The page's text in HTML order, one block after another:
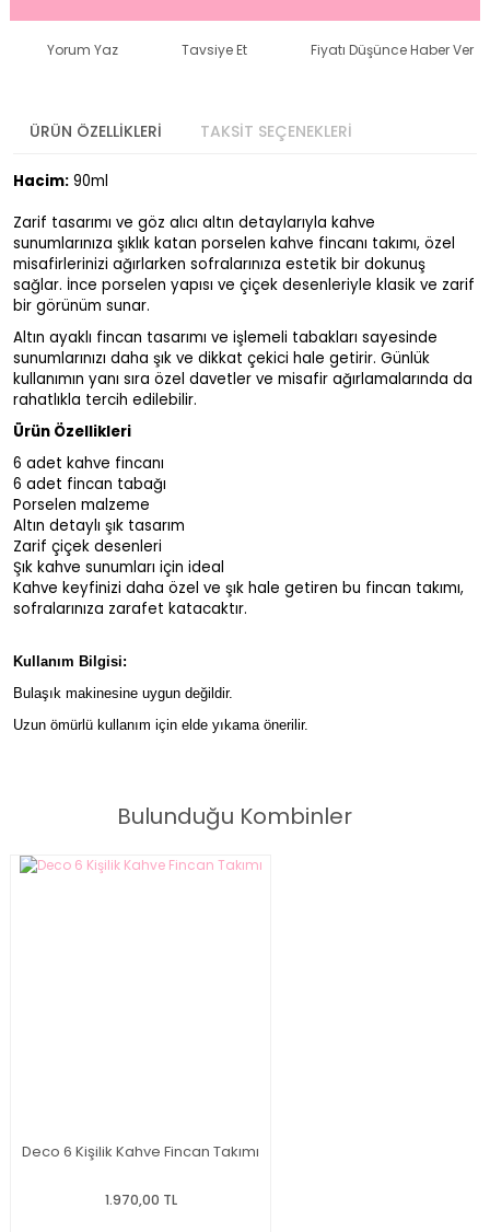
Yorum Yaz Tavsiye Et Fiyatı Düşünce Haber Ver
ÜRÜN ÖZELLİKLERİ TAKSİT SEÇENEKLERİ
Hacim: 90ml
Zarif tasarımı ve göz alıcı altın detaylarıyla kahve
sunumlarınıza şıklık katan porselen kahve fincanı takımı, özel
misafirlerinizi ağırlarken sofralarınıza estetik bir dokunuş
sağlar. İnce porselen yapısı ve çiçek desenleriyle klasik ve zarif
bir görünüm sunar.
Altın ayaklı fincan tasarımı ve işlemeli tabakları sayesinde
sunumlarınızı daha şık ve dikkat çekici hale getirir. Günlük
kullanımın yanı sıra özel davetler ve misafir ağırlamalarında da
rahatlıkla tercih edilebilir.
Ürün Özellikleri
6 adet kahve fincanı
6 adet fincan tabağı
Porselen malzeme
Altın detaylı şık tasarım
Zarif çiçek desenleri
Şık kahve sunumları için ideal
Kahve keyfinizi daha özel ve şık hale getiren bu fincan takımı,
sofralarınıza zarafet katacaktır.
Kullanım Bilgisi:
Bulaşık makinesine uygun değildir.
Uzun ömürlü kullanım için elde yıkama önerilir.
Bulunduğu Kombinler
Deco 6 Kişilik Kahve Fincan Takımı
1.970,00 TL